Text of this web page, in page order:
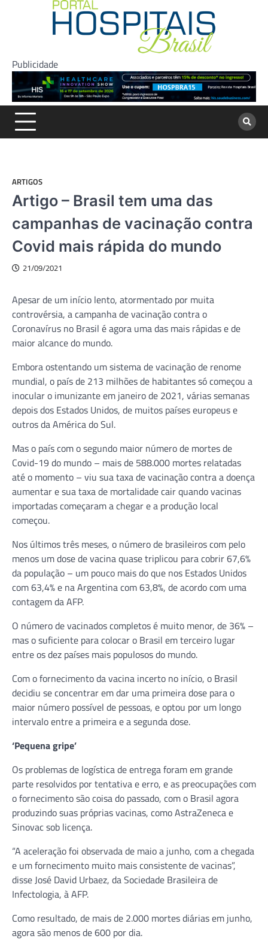
Publicidade
ARTIGOS
Artigo – Brasil tem uma das
campanhas de vacinação contra
Covid mais rápida do mundo
21/09/2021
Apesar de um início lento, atormentado por muita
controvérsia, a campanha de vacinação contra o
Coronavírus no Brasil é agora uma das mais rápidas e de
maior alcance do mundo.
Embora ostentando um sistema de vacinação de renome
mundial, o país de 213 milhões de habitantes só começou a
inocular o imunizante em janeiro de 2021, várias semanas
depois dos Estados Unidos, de muitos países europeus e
outros da América do Sul.
Mas o país com o segundo maior número de mortes de
Covid-19 do mundo – mais de 588.000 mortes relatadas
até o momento – viu sua taxa de vacinação contra a doença
aumentar e sua taxa de mortalidade cair quando vacinas
importadas começaram a chegar e a produção local
começou.
Nos últimos três meses, o número de brasileiros com pelo
menos um dose de vacina quase triplicou para cobrir 67,6%
da população – um pouco mais do que nos Estados Unidos
com 63,4% e na Argentina com 63,8%, de acordo com uma
contagem da AFP.
O número de vacinados completos é muito menor, de 36% –
mas o suficiente para colocar o Brasil em terceiro lugar
entre os dez países mais populosos do mundo.
Com o fornecimento da vacina incerto no início, o Brasil
decidiu se concentrar em dar uma primeira dose para o
maior número possível de pessoas, e optou por um longo
intervalo entre a primeira e a segunda dose.
‘Pequena gripe’
Os problemas de logística de entrega foram em grande
parte resolvidos por tentativa e erro, e as preocupações com
o fornecimento são coisa do passado, com o Brasil agora
produzindo suas próprias vacinas, como AstraZeneca e
Sinovac sob licença.
“A aceleração foi observada de maio a junho, com a chegada
e um fornecimento muito mais consistente de vacinas”,
disse José David Urbaez, da Sociedade Brasileira de
Infectologia, à AFP.
Como resultado, de mais de 2.000 mortes diárias em junho,
agora são menos de 600 por dia.